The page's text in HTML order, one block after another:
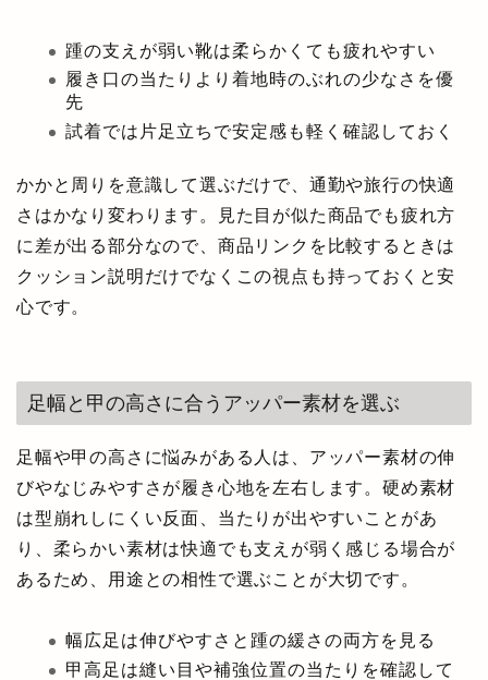
踵の支えが弱い靴は柔らかくても疲れやすい
履き口の当たりより着地時のぶれの少なさを優
先
試着では片足立ちで安定感も軽く確認しておく
かかと周りを意識して選ぶだけで、通勤や旅行の快適
さはかなり変わります。見た目が似た商品でも疲れ方
に差が出る部分なので、商品リンクを比較するときは
クッション説明だけでなくこの視点も持っておくと安
心です。
足幅と甲の高さに合うアッパー素材を選ぶ
足幅や甲の高さに悩みがある人は、アッパー素材の伸
びやなじみやすさが履き心地を左右します。硬め素材
は型崩れしにくい反面、当たりが出やすいことがあ
り、柔らかい素材は快適でも支えが弱く感じる場合が
あるため、用途との相性で選ぶことが大切です。
幅広足は伸びやすさと踵の緩さの両方を見る
甲高足は縫い目や補強位置の当たりを確認して